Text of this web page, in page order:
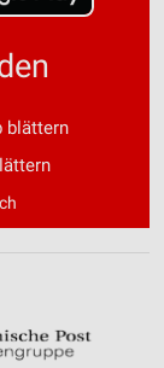
blättern